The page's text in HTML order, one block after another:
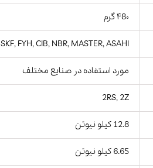
۴8۰ گرم
SKF, FYH, CIB, NBR, MASTER, ASAHI
مورد استفاده در صنایع مختلف
2RS, 2Z
12.8 کیلو نیوتن
6.65 کیلو نیوتن